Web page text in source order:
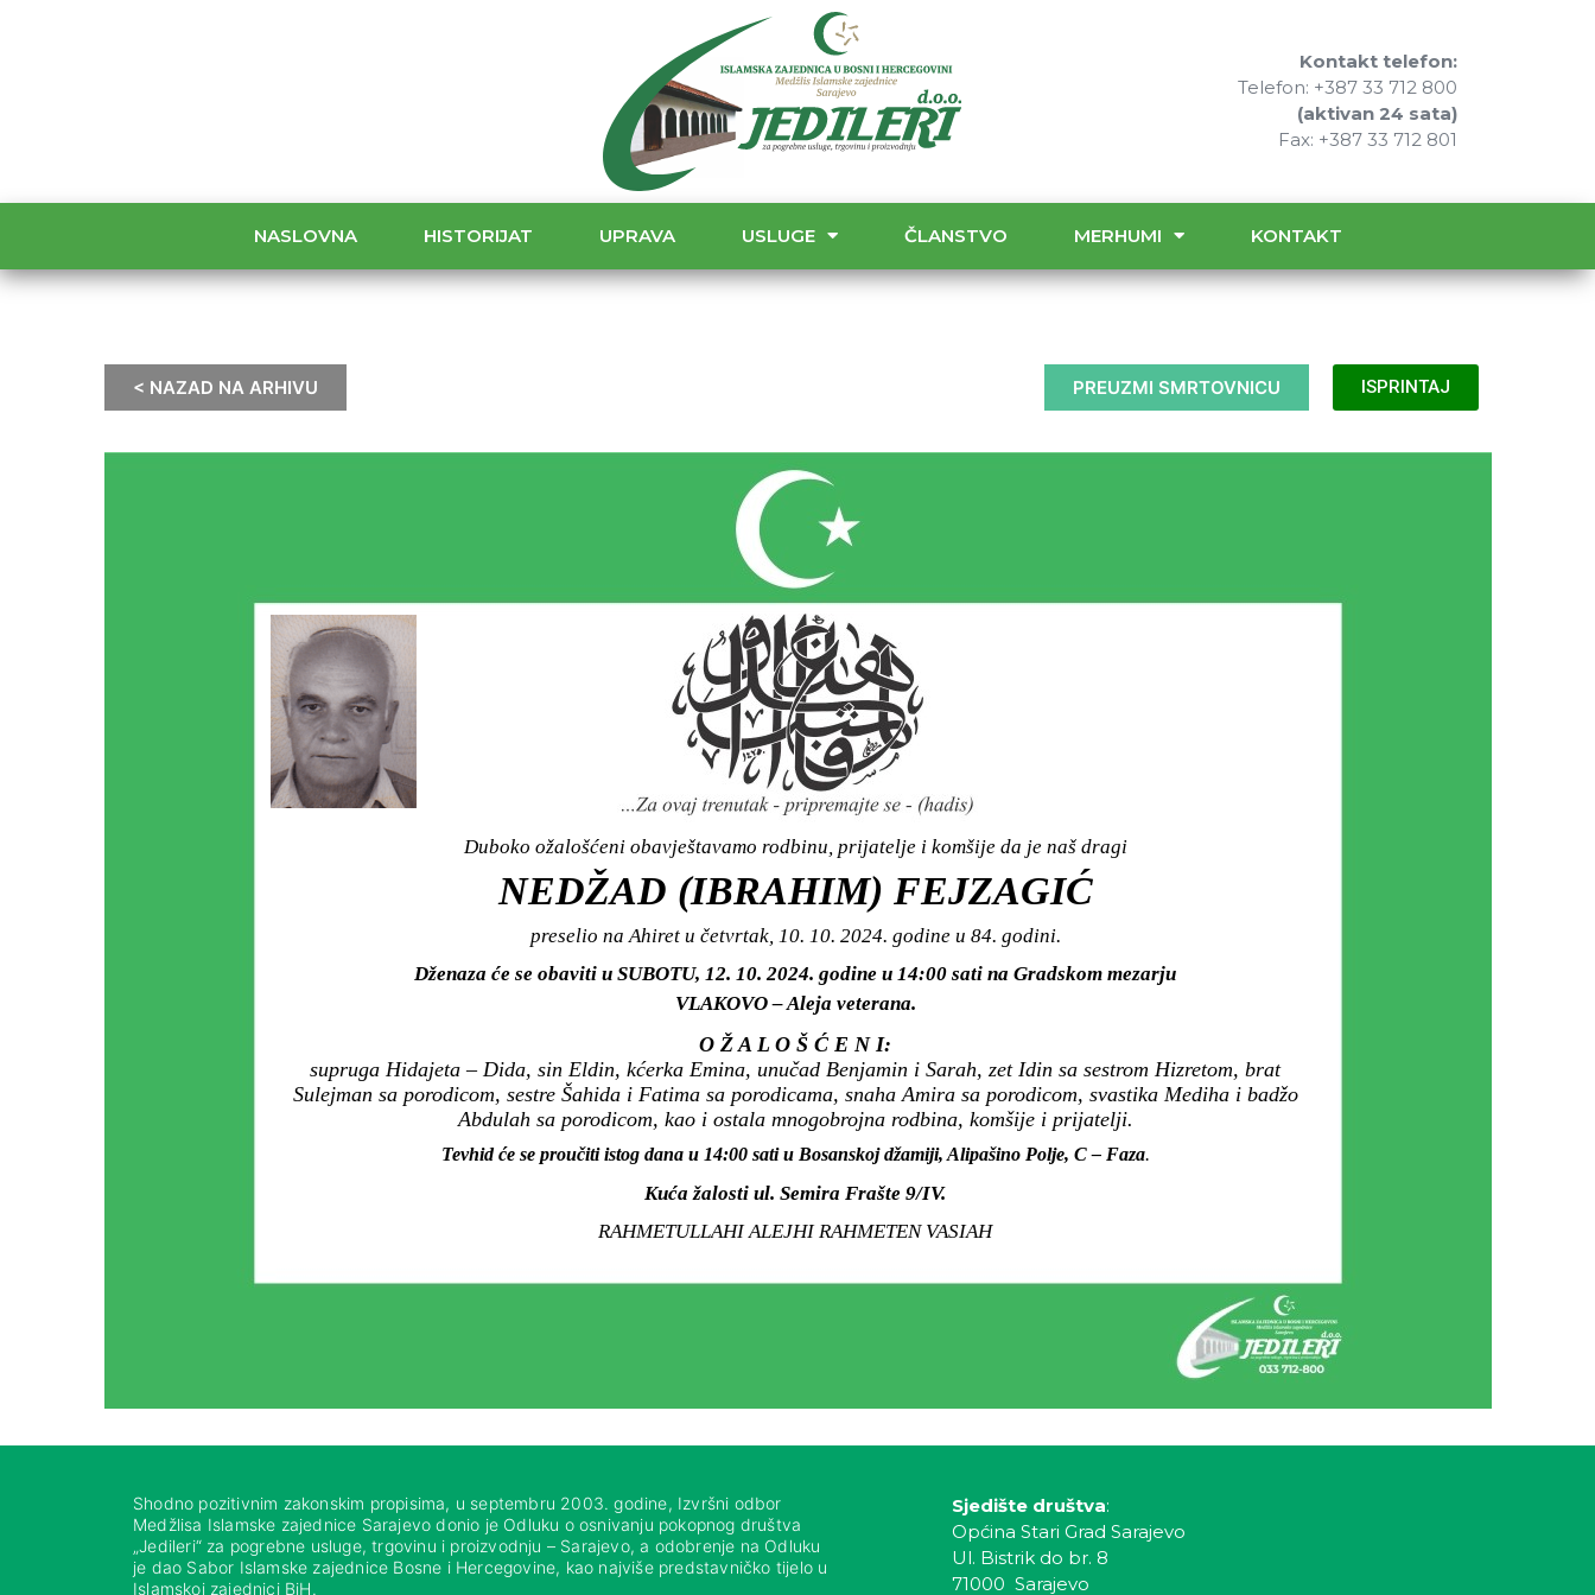
Kontakt telefon:
Telefon: +387 33 712 800
(aktivan 24 sata)
Fax: +387 33 712 801
NASLOVNA HISTORIJAT UPRAVA USLUGE ČLANSTVO MERHUMI KONTAKT
< NAZAD NA ARHIVU PREUZMI SMRTOVNICU ISPRINTAJ
Duboko ožalošćeni obavještavamo rodbinu, prijatelje i komšije da je naš dragi
NEDŽAD (IBRAHIM) FEJZAGIĆ
preselio na Ahiret u četvrtak, 10. 10. 2024. godine u 84. godini.
Dženaza će se obaviti u SUBOTU, 12. 10. 2024. godine u 14:00 sati na Gradskom mezarju
VLAKOVO – Aleja veterana.
O Ž A L O Š Ć E N I:
supruga Hidajeta – Dida, sin Eldin, kćerka Emina, unučad Benjamin i Sarah, zet Idin sa sestrom Hizretom, brat
Sulejman sa porodicom, sestre Šahida i Fatima sa porodicama, snaha Amira sa porodicom, svastika Mediha i badžo
Abdulah sa porodicom, kao i ostala mnogobrojna rodbina, komšije i prijatelji.
Tevhid će se proučiti istog dana u 14:00 sati u Bosanskoj džamiji, Alipašino Polje, C – Faza.
Kuća žalosti ul. Semira Frašte 9/IV.
RAHMETULLAHI ALEJHI RAHMETEN VASIAH
Shodno pozitivnim zakonskim propisima, u septembru 2003. godine, Izvršni odbor
Medžlisa Islamske zajednice Sarajevo donio je Odluku o osnivanju pokopnog društva
„Jedileri“ za pogrebne usluge, trgovinu i proizvodnju – Sarajevo, a odobrenje na Odluku
je dao Sabor Islamske zajednice Bosne i Hercegovine, kao najviše predstavničko tijelo u
Islamskoj zajednici BiH.
Sjedište društva:
Općina Stari Grad Sarajevo
Ul. Bistrik do br. 8
71000 Sarajevo